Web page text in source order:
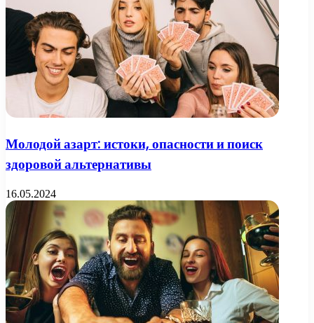
Молодой азарт: истоки, опасности и поиск
здоровой альтернативы
16.05.2024